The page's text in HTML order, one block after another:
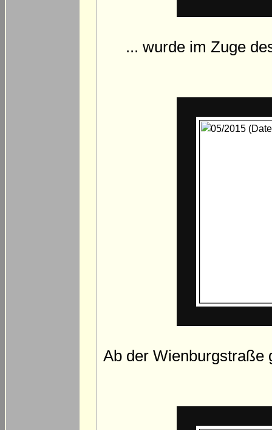
... wurde im Zuge
Ab der Wienburgstraße